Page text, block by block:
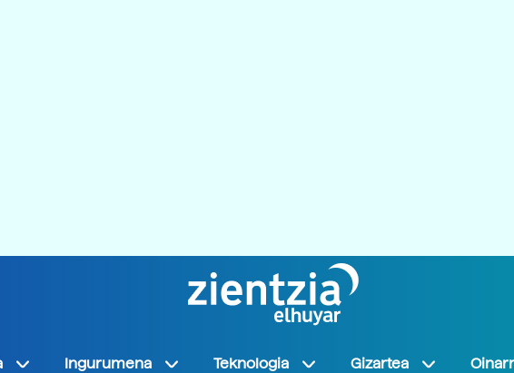
Ingurumena Teknologia Gizartea